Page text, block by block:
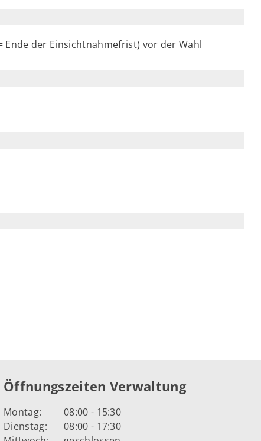
Ende der Einsichtnahmefrist) vor der Wahl
Öffnungszeiten Verwaltung
Montag:
08:00 - 15:30
Dienstag:
08:00 - 17:30